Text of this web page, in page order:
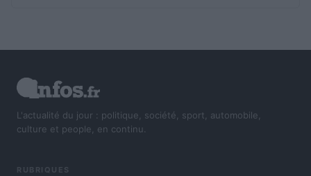
L'actualité du jour : politique, société, sport, automobile,
culture et people, en continu.
RUBRIQUES